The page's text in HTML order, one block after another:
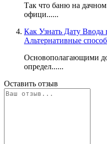
Так что баню на
офици......
Как Узнать Дату
Альтернативные
Основополагающими
определ......
Оставить отзыв